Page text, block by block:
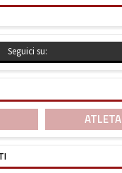
Seguici su:
ATLETA